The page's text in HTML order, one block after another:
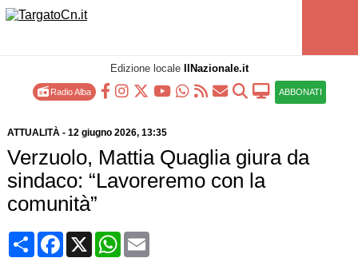
Edizione locale IlNazionale.it
Radio Alba ABBONATI
ATTUALITÀ- 12 giugno 2026, 13:35
Verzuolo, Mattia Quaglia giura da
sindaco: “Lavoreremo con la
comunità”
CondividiFacebook
X WhatsApp
Email